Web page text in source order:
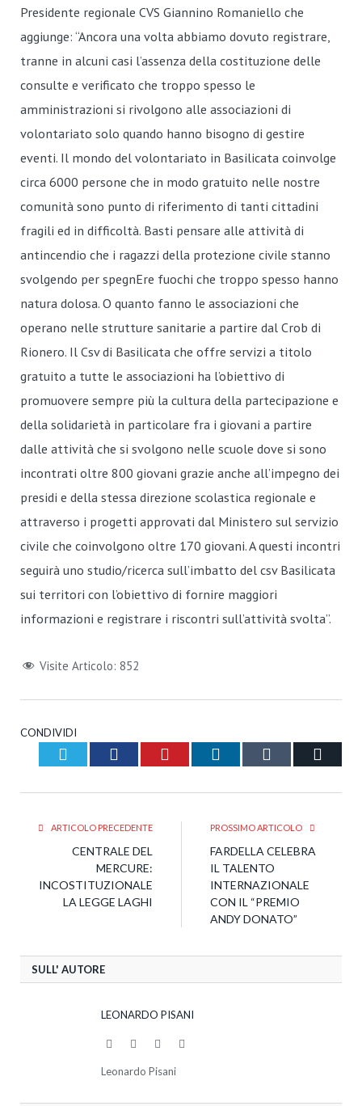
Presidente regionale CVS Giannino Romaniello che
aggiunge: “Ancora una volta abbiamo dovuto registrare,
tranne in alcuni casi l’assenza della costituzione delle
consulte e verificato che troppo spesso le
amministrazioni si rivolgono alle associazioni di
volontariato solo quando hanno bisogno di gestire
eventi. Il mondo del volontariato in Basilicata coinvolge
circa 6000 persone che in modo gratuito nelle nostre
comunità sono punto di riferimento di tanti cittadini
fragili ed in difficoltà. Basti pensare alle attività di
antincendio che i ragazzi della protezione civile stanno
svolgendo per spegnEre fuochi che troppo spesso hanno
natura dolosa. O quanto fanno le associazioni che
operano nelle strutture sanitarie a partire dal Crob di
Rionero. Il Csv di Basilicata che offre servizi a titolo
gratuito a tutte le associazioni ha l’obiettivo di
promuovere sempre più la cultura della partecipazione e
della solidarietà in particolare fra i giovani a partire
dalle attività che si svolgono nelle scuole dove si sono
incontrati oltre 800 giovani grazie anche all’impegno dei
presidi e della stessa direzione scolastica regionale e
attraverso i progetti approvati dal Ministero sul servizio
civile che coinvolgono oltre 170 giovani. A questi incontri
seguirà uno studio/ricerca sull’imbatto del csv Basilicata
sui territori con l’obiettivo di fornire maggiori
informazioni e registrare i riscontri sull’attività svolta”.
Visite Articolo: 852
CONDIVIDI
Twitter Facebook Pinterest LinkedIn Tumblr
ARTICOLO PRECEDENTE
CENTRALE DEL
MERCURE:
INCOSTITUZIONALE
LA LEGGE LAGHI
PROSSIMO ARTICOLO
FARDELLA CELEBRA
IL TALENTO
INTERNAZIONALE
CON IL “PREMIO
ANDY DONATO”
SULL' AUTORE
LEONARDO PISANI
WebsiteFacebookTwitter
Leonardo Pisani